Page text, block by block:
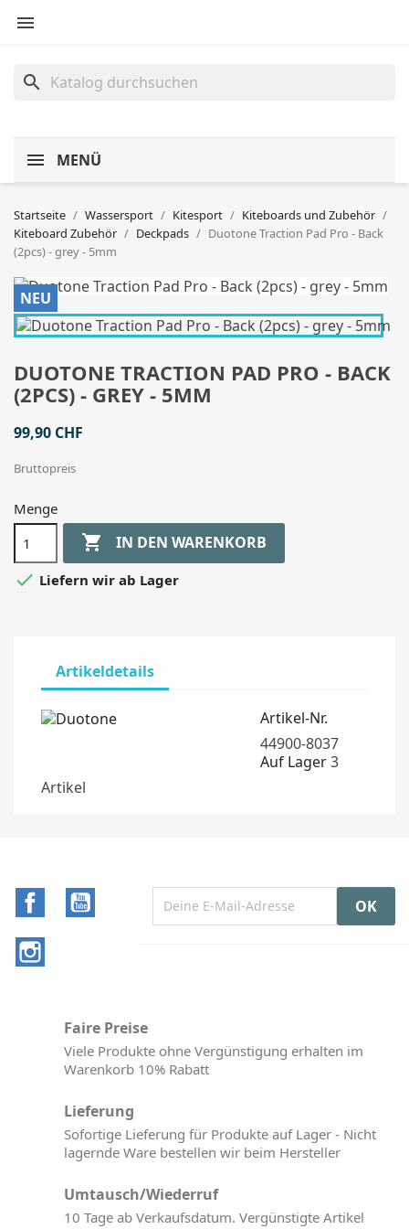

search
MENÜ
Startseite Wassersport Kitesport
Kiteboards und Zubehör
Kiteboard Zubehör
Deckpads
Duotone Traction Pad Pro - Back
(2pcs) - grey - 5mm
NEU
DUOTONE TRACTION PAD PRO - BACK
(2PCS) - GREY - 5MM
99,90 CHF
Bruttopreis
Menge
 IN DEN WARENKORB
 Liefern wir ab Lager
Artikeldetails
Artikel-Nr.
44900-8037
Auf Lager3
Artikel
Facebook
Faire Preise
Viele Produkte ohne Vergünstigung erhalten im
Warenkorb 10% Rabatt
Lieferung
Sofortige Lieferung für Produkte auf Lager - Nicht
lagernde Ware bestellen wir beim Hersteller
Umtausch/Wiederruf
10 Tage ab Verkaufsdatum. Vergünstigte Artikel